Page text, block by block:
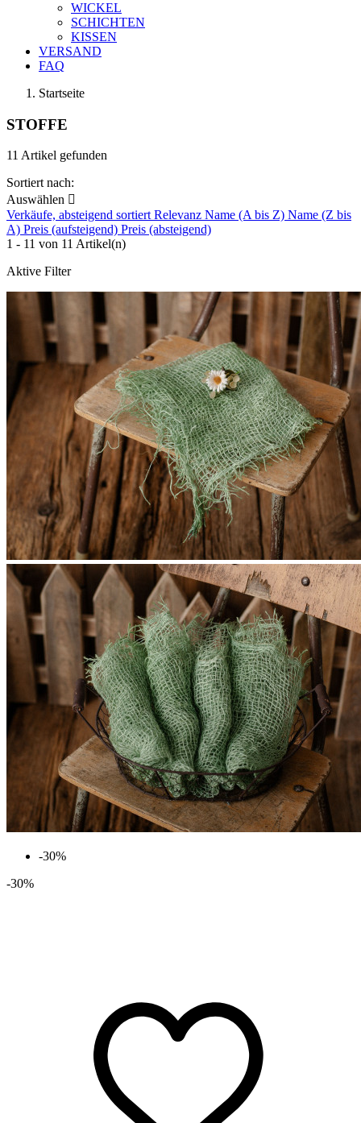
WICKEL
SCHICHTEN
KISSEN
VERSAND
FAQ
Startseite
STOFFE
11 Artikel gefunden
Sortiert nach:
Auswählen 
Verkäufe, absteigend sortiertRelevanz Name (A bis Z) Name (Z bis
A) Preis (aufsteigend) Preis (absteigend)
1 - 11 von 11 Artikel(n)
Aktive Filter
-30%
-30%